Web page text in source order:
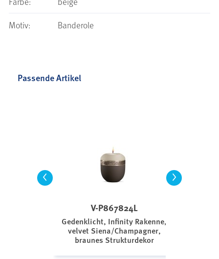
Motiv:
Banderole
Passende Artikel
<
V-P867824L
Gedenklicht, Infinity Rakenne,
velvet Siena/Champagner,
braunes Strukturdekor
>